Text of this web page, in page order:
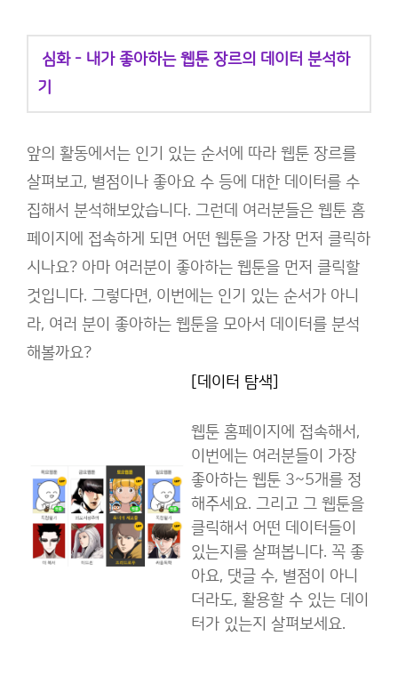
심화 - 내가 좋아하는 웹툰 장르의 데이터 분석하
기
앞의 활동에서는 인기 있는 순서에 따라 웹툰 장르를
살펴보고, 별점이나 좋아요 수 등에 대한 데이터를 수
집해서 분석해보았습니다. 그런데 여러분들은 웹툰 홈
페이지에 접속하게 되면 어떤 웹툰을 가장 먼저 클릭하
시나요? 아마 여러분이 좋아하는 웹툰을 먼저 클릭할
것입니다. 그렇다면, 이번에는 인기 있는 순서가 아니
라, 여러 분이 좋아하는 웹툰을 모아서 데이터를 분석
해볼까요?
[데이터 탐색]
웹툰 홈페이지에 접속해서,
이번에는 여러분들이 가장
좋아하는 웹툰 3~5개를 정
해주세요. 그리고 그 웹툰을
클릭해서 어떤 데이터들이
있는지를 살펴봅니다. 꼭 좋
아요, 댓글 수, 별점이 아니
더라도, 활용할 수 있는 데이
터가 있는지 살펴보세요.